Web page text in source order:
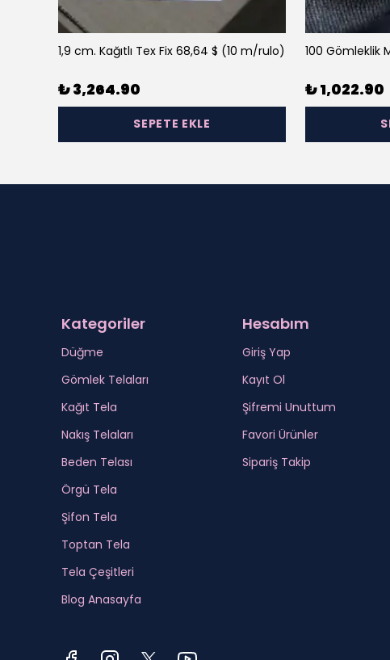
1,9 cm. Kağıtlı Tex Fix 68,64 $ (10 m/rulo)
₺ 3,264.90
SEPETE EKLE
100 Gömleklik
₺ 1,022.90
Kategoriler
Düğme
Gömlek Telaları
Kağıt Tela
Nakış Telaları
Beden Telası
Örgü Tela
Şifon Tela
Toptan Tela
Tela Çeşitleri
Blog Anasayfa
Hesabım
Giriş Yap
Kayıt Ol
Şifremi Unuttum
Favori Ürünler
Sipariş Takip